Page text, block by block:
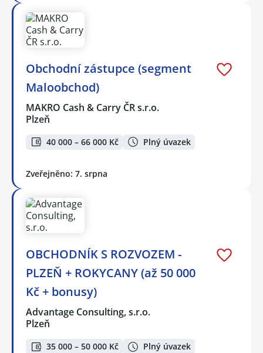
Obchodní zástupce (segment
Maloobchod)
MAKRO Cash & Carry ČR s.r.o.
Plzeň
40 000 – 66 000 Kč Plný úvazek
Zveřejněno: 7. srpna
OBCHODNÍK S ROZVOZEM -
PLZEŇ + ROKYCANY (až 50 000
Kč + bonusy)
Advantage Consulting, s.r.o.
Plzeň
35 000 – 50 000 Kč
Plný úvazek